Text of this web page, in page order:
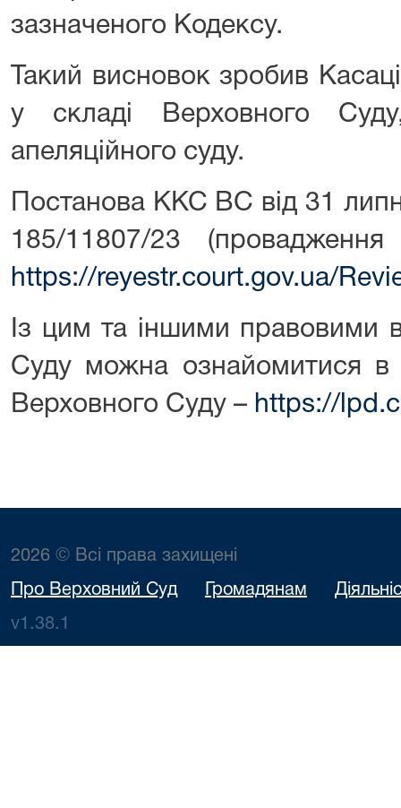
зазначеного Кодексу.
Такий висновок зробив
у складі Верховного
апеляційного суду.
Постанова ККС ВС від 31
185/11807/23
https://reyestr.court.gov.ua/
Із цим та іншими правовими
Суду можна ознайомитися в
Верховного Суду – https://
2026 © Всі права захищені
Про Верховний Суд Громадянам
v1.38.1